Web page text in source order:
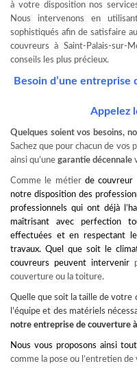
à votre disposition nos
Nous intervenons en
sophistiqués afin de satisfaire
couvreurs à Saint-Palais-sur-
conseils les plus précieux.
Besoin d’une
Appelez
Quelques soient vos besoins,
Sachez que pour chacun de vos
ainsi qu’une garantie décennale
Comme le métier de couvreur
notre disposition des
professionnels qui ont déjà
maîtrisant avec perfection
effectuées et en respectant
travaux. Quel que soit le
couvreurs peuvent intervenir
couverture ou la toiture.
Quelle que soit la taille de votre
l’équipe et des matériels
notre entreprise de couverture
Nous vous proposons ainsi
comme la pose ou l’entretien